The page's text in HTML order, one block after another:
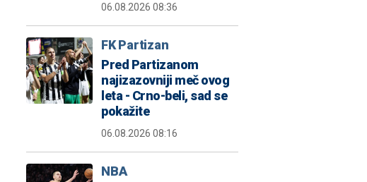
06.08.2026 08:36
FK Partizan
Pred Partizanom
najizazovniji meč ovog
leta - Crno-beli, sad se
pokažite
06.08.2026 08:16
NBA